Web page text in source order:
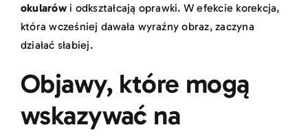
okularówi odkształcają oprawki. W efekcie korekcja,
która wcześniej dawała wyraźny obraz, zaczyna
działać słabiej.
Objawy, które mogą
wskazywać na